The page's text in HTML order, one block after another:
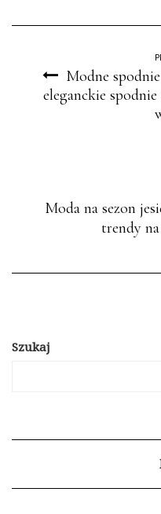
Modne
eleganckie
Moda na sezon
trendy
Szukaj